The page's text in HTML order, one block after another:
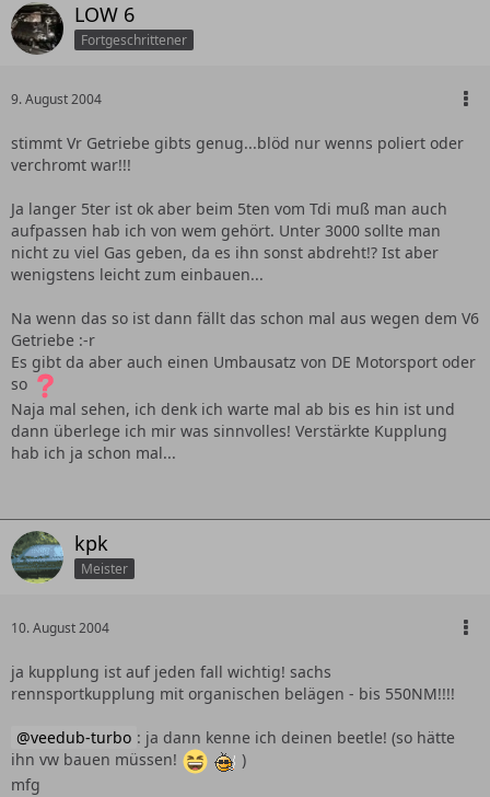
LOW 6
Fortgeschrittener
9. August 2004
stimmt Vr Getriebe gibts genug...blöd nur wenns poliert oder
verchromt war!!!
Ja langer 5ter ist ok aber beim 5ten vom Tdi muß man auch
aufpassen hab ich von wem gehört. Unter 3000 sollte man
nicht zu viel Gas geben, da es ihn sonst abdreht!? Ist aber
wenigstens leicht zum einbauen...
Na wenn das so ist dann fällt das schon mal aus wegen dem V6
Getriebe :-r
Es gibt da aber auch einen Umbausatz von DE Motorsport oder
so
Naja mal sehen, ich denk ich warte mal ab bis es hin ist und
dann überlege ich mir was sinnvolles! Verstärkte Kupplung
hab ich ja schon mal...
kpk
Meister
10. August 2004
ja kupplung ist auf jeden fall wichtig! sachs
rennsportkupplung mit organischen belägen - bis 550NM!!!!
veedub-turbo : ja dann kenne ich deinen beetle! (so hätte
ihn vw bauen müssen!
)
mfg